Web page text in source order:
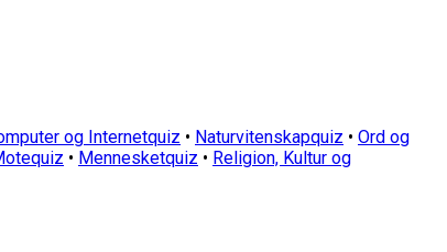
og Internetquiz • Naturvitenskapquiz • Ord og
• Mennesketquiz • Religion, Kultur og